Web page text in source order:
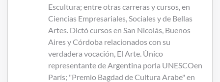
Escultura; entre otras carreras y cursos, en
Ciencias Empresariales, Sociales y de Bellas
Artes. Dictó cursos en San Nicolás, Buenos
Aires y Córdoba relacionados con su
verdadera vocación, El Arte. Único
representante de Argentina porla UNESCOen
París; "Premio Bagdad de Cultura Arabe" en